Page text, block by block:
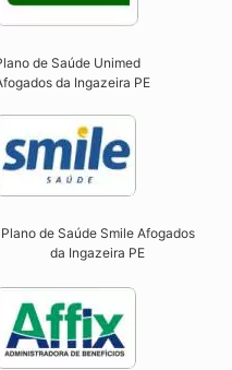
de Saúde Unimed
da Ingazeira PE
Plano de Saúde Smile Afogados
da Ingazeira PE​